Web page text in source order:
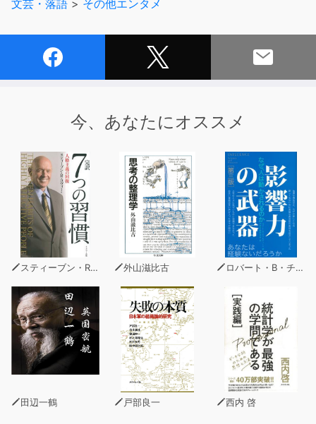
プラスαのおまけ付
しております
◼︎番組の感想
◼︎おまけコーナーで話してほしい話題や質問
【そんないプロジェクト】
2010年より続くポッドキャストグループ、現在は他に4番
組をaudiobook.jpにてご用意しています
『そんない美術の時間』
『そんない雑貨店』
『そんないっと』
こちらの過去配信や過去番組のアクセスは、当プロジェク
トのwebサイトにてご覧いただけます
https://sonnai.com
楽曲提供 ＭｕｓＭｕｓ
文芸・落語 > その他エンタメ
今、あなたにオススメ
スティーブン・R・コヴィー 外山滋比古 ロバート・B・チャルディーニ
田辺一鶴 戸部良一 西内 啓